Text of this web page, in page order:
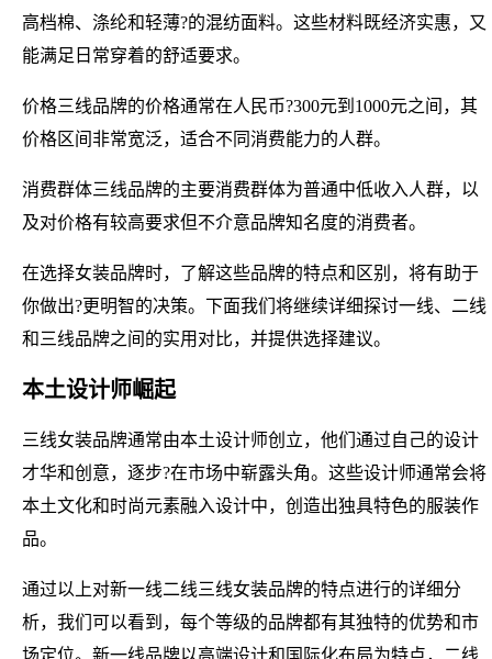
高档棉、涤纶和轻薄?的混纺面料。这些材料既经济实惠，又
能满足日常穿着的舒适要求。
价格三线品牌的价格通常在人民币?300元到1000元之间，其
价格区间非常宽泛，适合不同消费能力的人群。
消费群体三线品牌的主要消费群体为普通中低收入人群，以
及对价格有较高要求但不介意品牌知名度的消费者。
在选择女装品牌时，了解这些品牌的特点和区别，将有助于
你做出?更明智的决策。下面我们将继续详细探讨一线、二线
和三线品牌之间的实用对比，并提供选择建议。
本土设计师崛起
三线女装品牌通常由本土设计师创立，他们通过自己的设计
才华和创意，逐步?在市场中崭露头角。这些设计师通常会将
本土文化和时尚元素融入设计中，创造出独具特色的服装作
品。
通过以上对新一线二线三线女装品牌的特点进行的详细分
析，我们可以看到，每个等级的品牌都有其独特的优势和市
场定位。新一线品牌以高端设计和国际化布局为特点，二线